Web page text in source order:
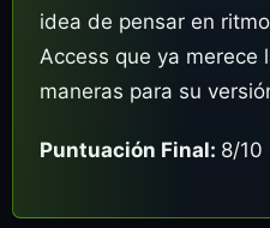
idea de pensar en
Access que ya merece
maneras para su
Puntuación Final: 8/10